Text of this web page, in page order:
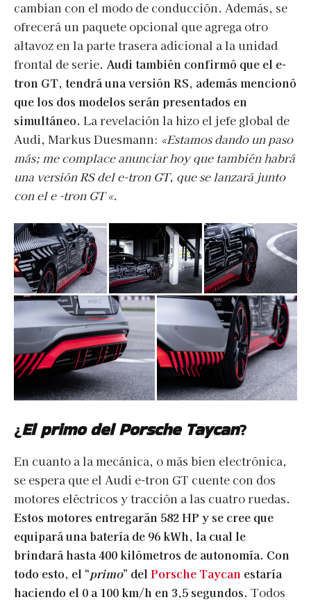
cambian con el modo de conducción. Además, se
ofrecerá un paquete opcional que agrega otro
altavoz en la parte trasera adicional a la unidad
frontal de serie. Audi también confirmó que el e-
tron GT, tendrá una versión RS, además mencionó
que los dos modelos serán presentados en
simultáneo. La revelación la hizo el jefe global de
Audi, Markus Duesmann: «Estamos dando un paso
más; me complace anunciar hoy que también habrá
una versión RS del e-tron GT, que se lanzará junto
con el e -tron GT «.
¿El primo del Porsche Taycan?
En cuanto a la mecánica, o más bien electrónica,
se espera que el Audi e-tron GT cuente con dos
motores eléctricos y tracción a las cuatro ruedas.
Estos motores entregarán 582 HP y se cree que
equipará una batería de 96 kWh, la cual le
brindará hasta 400 kilómetros de autonomía. Con
todo esto, el “primo” delPorsche Taycan estaría
haciendo el 0 a 100 km/h en 3,5 segundos. Todos